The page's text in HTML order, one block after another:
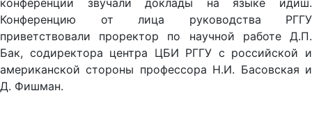
конференции звучали доклады на языке идиш.
Конференцию от лица руководства РГГУ
приветствовали проректор по научной работе Д.П.
Бак, содиректора центра ЦБИ РГГУ с российской и
американской стороны профессора Н.И. Басовская и
Д. Фишман.